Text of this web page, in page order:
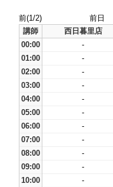
前(1/2) 前日
講師
西日暮里店
00:00
-
01:00
-
02:00
-
03:00
-
04:00
-
05:00
-
06:00
-
07:00
-
08:00
-
09:00
-
10:00
-